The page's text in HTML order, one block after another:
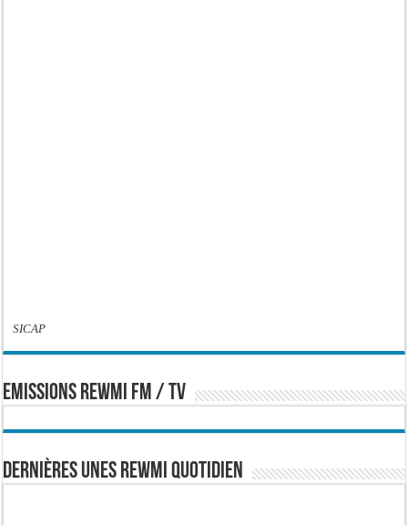
SICAP
EMISSIONS REWMI FM / TV
Dernières Unes Rewmi Quotidien